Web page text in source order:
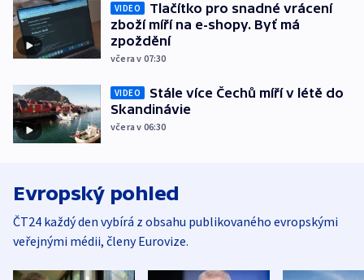
VIDEO
Tlačítko pro snadné vrácení
zboží míří na e-shopy. Byť má
zpoždění
včera v 07:30
VIDEO
Stále více Čechů míří v létě do
Skandinávie
včera v 06:30
Evropský pohled
ČT24 každý den vybírá z obsahu publikovaného evropskými
veřejnými médii, členy Eurovize.